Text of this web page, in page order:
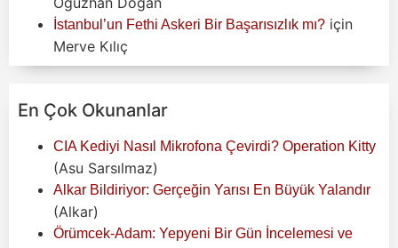
İstanbul’un Fethi Askeri Bir Başarısızlık mı? için
Merve Kılıç
En Çok Okunanlar
CIA Kediyi Nasıl Mikrofona Çevirdi? Operation Kitty
(Asu Sarsılmaz)
Alkar Bildiriyor: Gerçeğin Yarısı En Büyük Yalandır
(Alkar)
Örümcek-Adam: Yepyeni Bir Gün İncelemesi ve